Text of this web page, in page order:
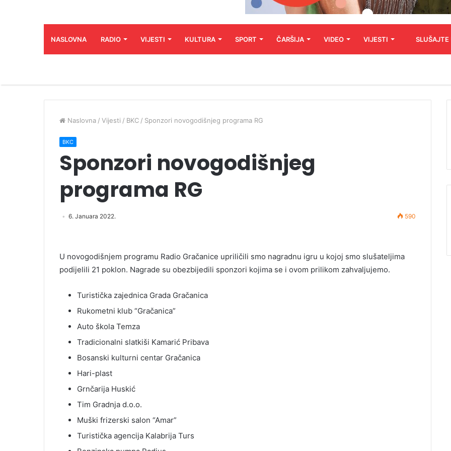
NASLOVNA RADIO VIJESTI KULTURA SPORT ČARŠIJA VIDEO VIJESTI SLUŠAJTE
Naslovna / Vijesti / BKC / Sponzori novogodišnjeg programa RG
BKC
Sponzori novogodišnjeg
programa RG
6. Januara 2022. 590
U novogodišnjem programu Radio Gračanice upriličili smo nagradnu igru u kojoj smo slušateljima
podijelili 21 poklon. Nagrade su obezbijedili sponzori kojima se i ovom prilikom zahvaljujemo.
Turistička zajednica Grada Gračanica
Rukometni klub “Gračanica”
Auto škola Temza
Tradicionalni slatkiši Kamarić Pribava
Bosanski kulturni centar Gračanica
Hari-plast
Grnčarija Huskić
Tim Gradnja d.o.o.
Muški frizerski salon “Amar”
Turistička agencija Kalabrija Turs